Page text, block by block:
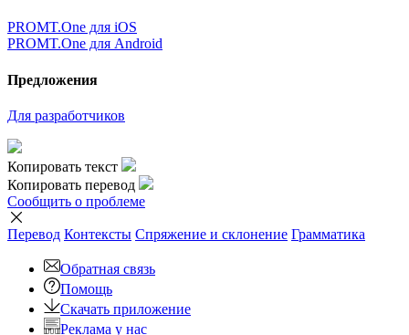
PROMT.One для iOS
PROMT.One для Android
Предложения
Для разработчиков
Копировать текст
Копировать перевод
Сообщить о проблеме
Перевод Контексты Спряжение и склонение Грамматика
Обратная связь
Помощь
Скачать приложение
Реклама у нас